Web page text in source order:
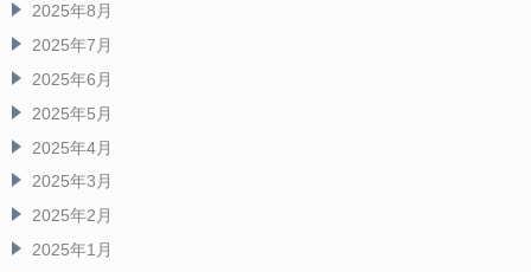
2025年8月
2025年7月
2025年6月
2025年5月
2025年4月
2025年3月
2025年2月
2025年1月